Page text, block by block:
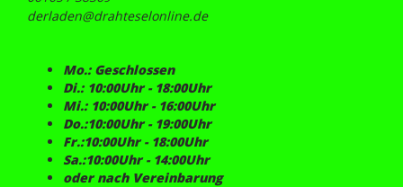
derladen@drahteselonline.de
Mo.: Geschlossen
Di.: 10:00Uhr - 18:00Uhr
Mi.: 10:00Uhr - 16:00Uhr
Do.:10:00Uhr - 19:00Uhr
Fr.:10:00Uhr - 18:00Uhr
Sa.:10:00Uhr - 14:00Uhr
oder nach Vereinbarung